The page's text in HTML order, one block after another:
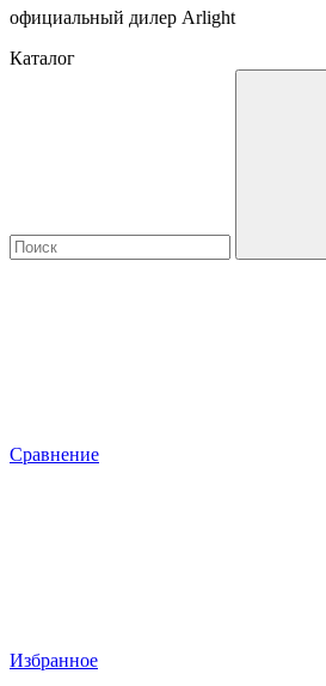
официальный дилер Arlight
Каталог
Сравнение
Избранное